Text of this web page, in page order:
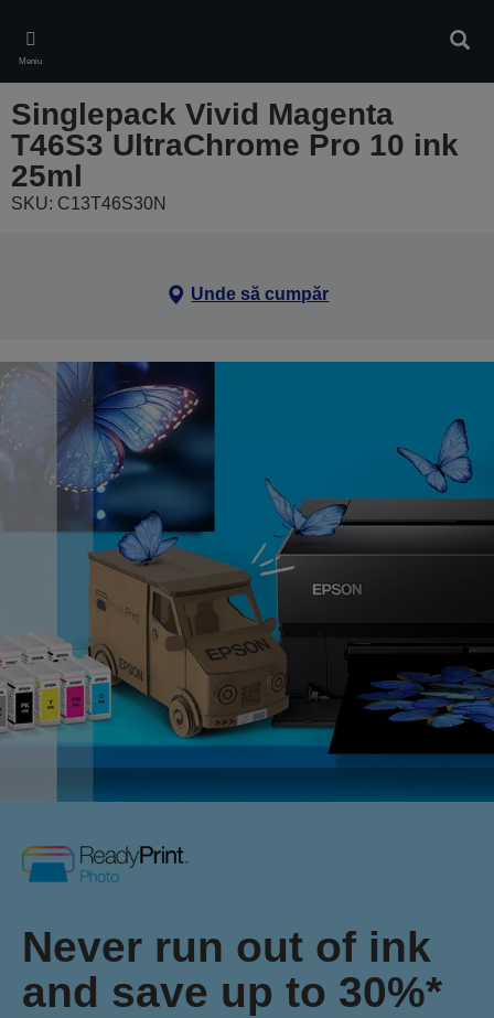
main
content
Meniu
Singlepack Vivid Magenta
T46S3 UltraChrome Pro 10 ink
25ml
SKU: C13T46S30N
Unde să cumpăr
Never run out of ink
and save up to 30%*